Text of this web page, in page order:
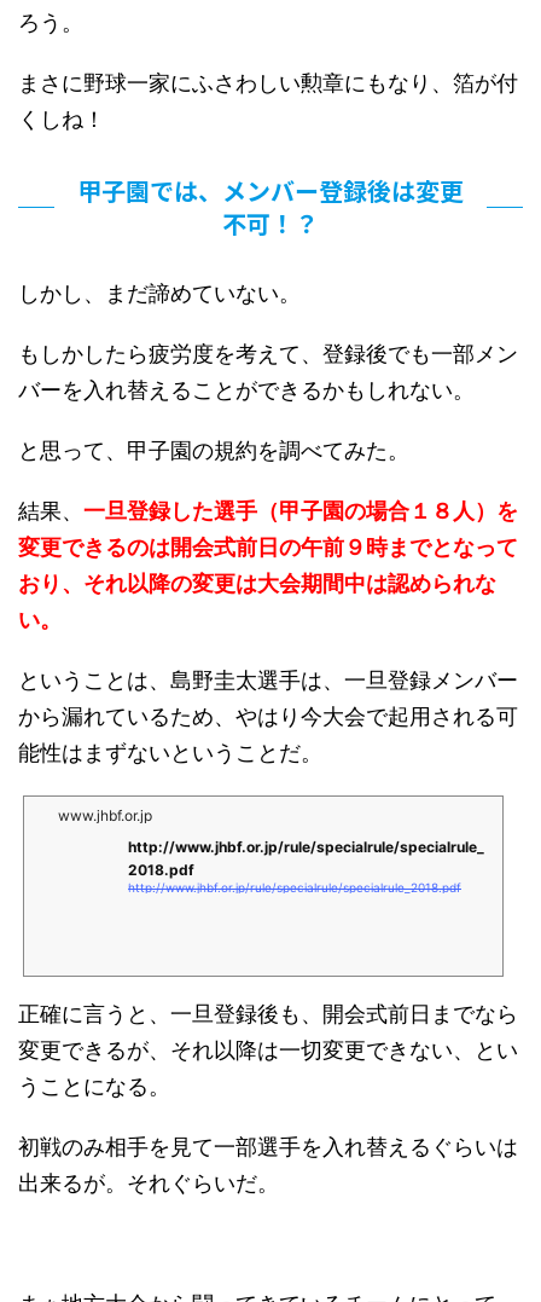
ろう。
まさに野球一家にふさわしい勲章にもなり、箔が付
くしね！
甲子園では、メンバー登録後は変更
不可！？
しかし、まだ諦めていない。
もしかしたら疲労度を考えて、登録後でも一部メン
バーを入れ替えることができるかもしれない。
と思って、甲子園の規約を調べてみた。
結果、 一旦登録した選手（甲子園の場合１８人）を
変更できるのは開会式前日の午前９時までとなって
おり、それ以降の変更は大会期間中は認められな
い。
ということは、島野圭太選手は、一旦登録メンバー
から漏れているため、やはり今大会で起用される可
能性はまずないということだ。
www.jhbf.or.jp
http://www.jhbf.or.jp/rule/specialrule/specialrule_
2018.pdf
http://www.jhbf.or.jp/rule/specialrule/specialrule_2018.pdf
正確に言うと、一旦登録後も、開会式前日までなら
変更できるが、それ以降は一切変更できない、とい
うことになる。
初戦のみ相手を見て一部選手を入れ替えるぐらいは
出来るが。それぐらいだ。